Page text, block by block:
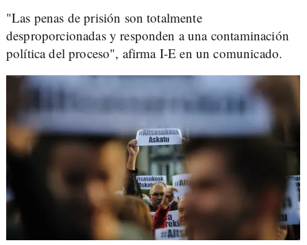
"Las penas de prisión son totalmente
desproporcionadas y responden a una contaminación
política del proceso", afirma I-E en un comunicado.